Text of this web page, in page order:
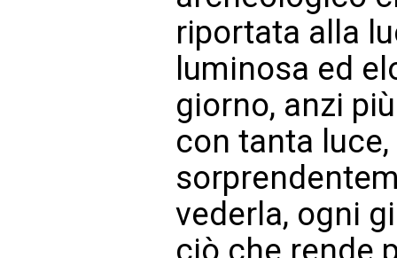
riportata alla
luminosa ed
giorno, anzi
con tanta
vederla, ogni